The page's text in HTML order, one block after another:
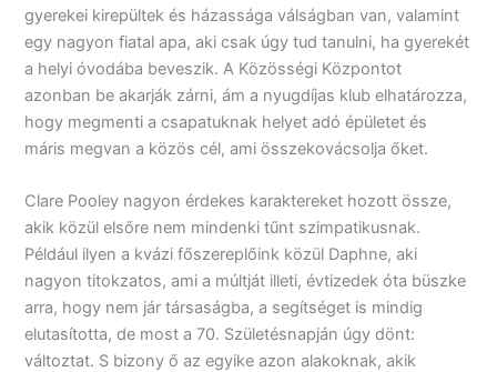
gyerekei kirepültek és házassága válságban van, valamint
egy nagyon fiatal apa, aki csak úgy tud tanulni, ha gyerekét
a helyi óvodába beveszik. A Közösségi Központot
azonban be akarják zárni, ám a nyugdíjas klub elhatározza,
hogy megmenti a csapatuknak helyet adó épületet és
máris megvan a közös cél, ami összekovácsolja őket.
Clare Pooley nagyon érdekes karaktereket hozott össze,
akik közül elsőre nem mindenki tűnt szimpatikusnak.
Például ilyen a kvázi főszereplőink közül Daphne, aki
nagyon titokzatos, ami a múltját illeti, évtizedek óta büszke
arra, hogy nem jár társaságba, a segítséget is mindig
elutasította, de most a 70. Születésnapján úgy dönt:
változtat. S bizony ő az egyike azon alakoknak, akik